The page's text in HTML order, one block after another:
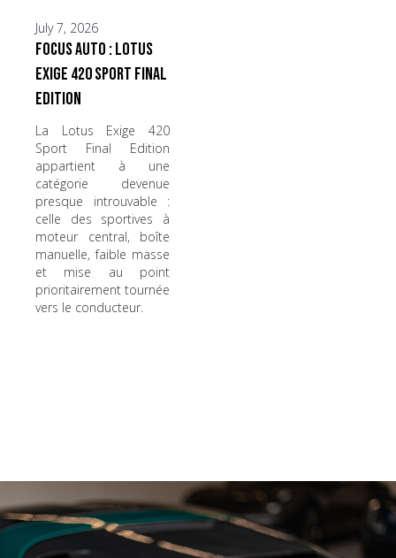
July 7, 2026
Focus Auto : Lotus
Exige 420 Sport Final
Edition
La Lotus Exige 420
Sport Final Edition
appartient à une
catégorie devenue
presque introuvable :
celle des sportives à
moteur central, boîte
manuelle, faible masse
et mise au point
prioritairement tournée
vers le conducteur.